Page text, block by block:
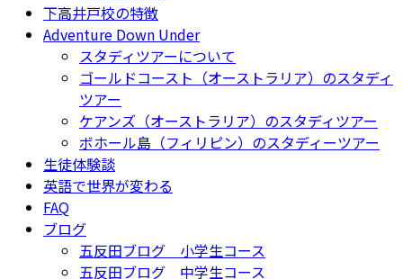
下高井戸校の特徴
Adventure Down Under
スタディツアーについて
ゴールドコースト（オーストラリア）のスタディ
ツアー
ケアンズ（オーストラリア）のスタディツアー
ボホール島（フィリピン）のスタディーツアー
生徒体験談
英語で世界が変わる
FAQ
ブログ
五反田ブログ 小学生コース
五反田ブログ 中学生コース